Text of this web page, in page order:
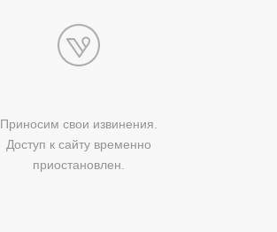
Приносим свои извинения.
Доступ к сайту временно
приостановлен.